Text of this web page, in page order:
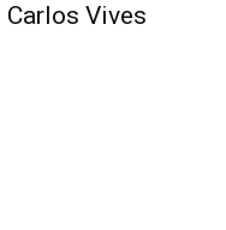
Carlos Vives